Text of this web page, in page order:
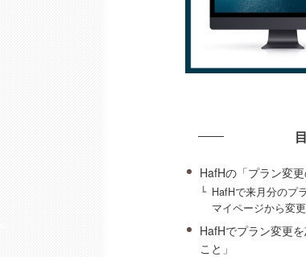
HafHの「プラン変更
HafHで来月分のプ
マイページから変更
HafHでプラン変更
こと」